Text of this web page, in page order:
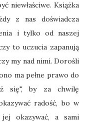
niewłaściwe. Książka
z nas doświadcza
i tylko od naszej
to uczucia zapanują
my nad nimi. Dorośli
ma pełne prawo do
się", by za chwilę
radość, bo w
okazywać, a sami